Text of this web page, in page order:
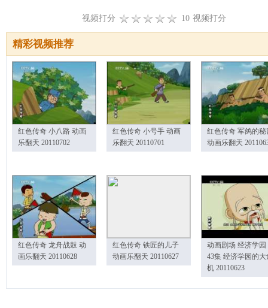
视频打分 10 视频打分
精彩视频推荐
红色传奇 小八路 动画
乐翻天 20110702
红色传奇 小号手 动画
乐翻天 20110701
红色传奇 军鸽的秘
动画乐翻天
红色传奇 龙舟战鼓 动
画乐翻天 20110628
红色传奇 铁匠的儿子
动画乐翻天 20110627
动画剧场 经济学园
43集 经济学园的大
机 20110623